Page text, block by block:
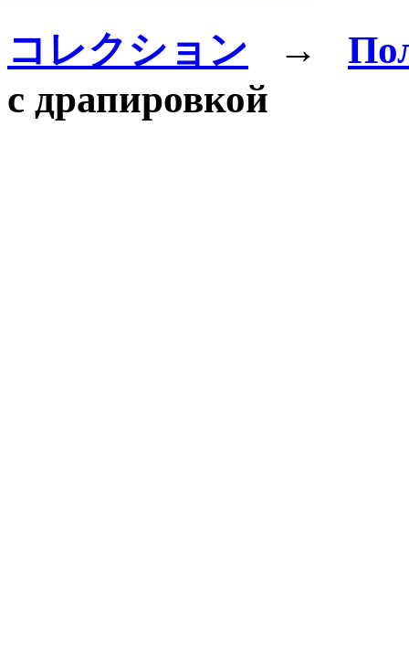
コレクション →
с драпировкой